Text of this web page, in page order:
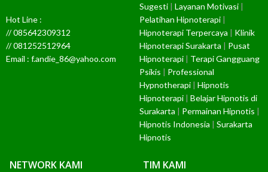
Hot Line :
// 085642309312
// 081252512964
Email : f.andie_86@yahoo.com
Sugesti |Layanan Motivasi |
Pelatihan Hipnoterapi |
Hipnoterapi Terpercaya | Klinik
Hipnoterapi Surakarta | Pusat
Hipnoterapi | Terapi Gangguang
Psikis | Professional
Hypnotherapi |Hipnotis
Hipnoterapi |Belajar Hipnotis di
Surakarta | Permainan Hipnotis |
Hipnotis Indonesia |Surakarta
Hipnotis
NETWORK KAMI TIM KAMI